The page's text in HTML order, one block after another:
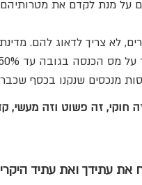
על מנת לקדם את
חוקי, זה פשוט וזה מעשי,
להבטיח את עתידך ואת